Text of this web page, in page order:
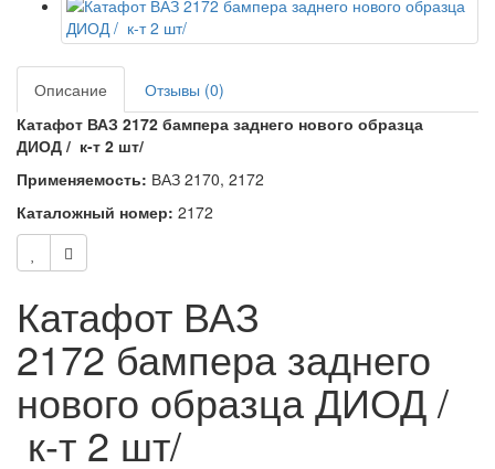
Описание
Отзывы (0)
Катафот ВАЗ 2172 бампера заднего нового образца
ДИОД / к-т 2 шт/
Применяемость: ВАЗ 2170, 2172
Каталожный номер: 2172
Катафот ВАЗ
2172 бампера заднего
нового образца ДИОД /
к-т 2 шт/